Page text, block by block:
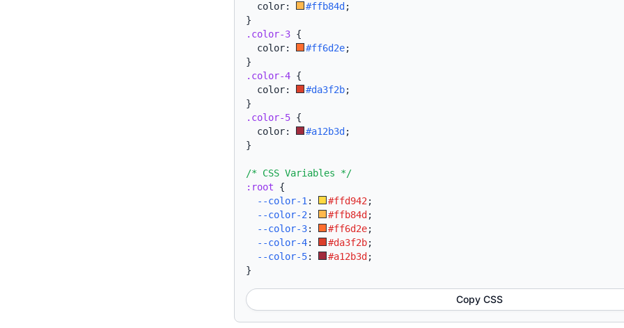
  color:
#ffb84d ;
}
.color-3 {
  color:
#ff6d2e;
}
.color-4 {
  color:
#da3f2b;
}
.color-5 {
  color:
#a12b3d ;
}
/* CSS Variables */
:root {
--color-1 : #ffd942 ;
--color-2 : #ffb84d ;
--color-3: #ff6d2e;
--color-4: #da3f2b;
--color-5: #a12b3d ;
}
Copy CSS